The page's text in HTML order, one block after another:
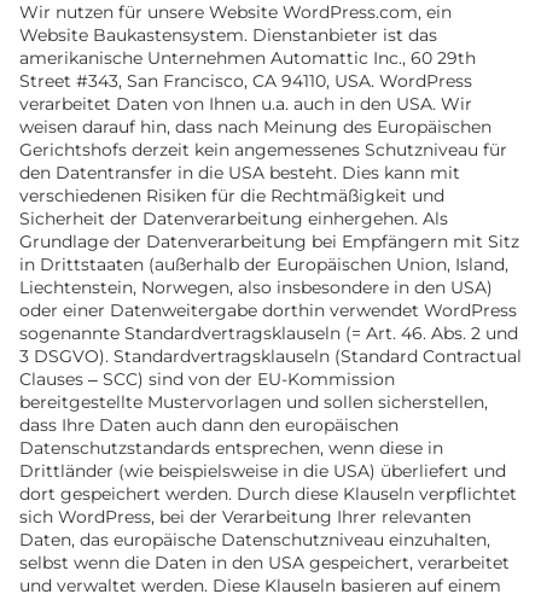
Wir nutzen für unsere Website WordPress.com, ein
Website Baukastensystem. Dienstanbieter ist das
amerikanische Unternehmen Automattic Inc., 60 29th
Street #343, San Francisco, CA 94110, USA. WordPress
verarbeitet Daten von Ihnen u.a. auch in den USA. Wir
weisen darauf hin, dass nach Meinung des Europäischen
Gerichtshofs derzeit kein angemessenes Schutzniveau für
den Datentransfer in die USA besteht. Dies kann mit
verschiedenen Risiken für die Rechtmäßigkeit und
Sicherheit der Datenverarbeitung einhergehen. Als
Grundlage der Datenverarbeitung bei Empfängern mit Sitz
in Drittstaaten (außerhalb der Europäischen Union, Island,
Liechtenstein, Norwegen, also insbesondere in den USA)
oder einer Datenweitergabe dorthin verwendet WordPress
sogenannte Standardvertragsklauseln (= Art. 46. Abs. 2 und
3 DSGVO). Standardvertragsklauseln (Standard Contractual
Clauses – SCC) sind von der EU-Kommission
bereitgestellte Mustervorlagen und sollen sicherstellen,
dass Ihre Daten auch dann den europäischen
Datenschutzstandards entsprechen, wenn diese in
Drittländer (wie beispielsweise in die USA) überliefert und
dort gespeichert werden. Durch diese Klauseln verpflichtet
sich WordPress, bei der Verarbeitung Ihrer relevanten
Daten, das europäische Datenschutzniveau einzuhalten,
selbst wenn die Daten in den USA gespeichert, verarbeitet
und verwaltet werden. Diese Klauseln basieren auf einem